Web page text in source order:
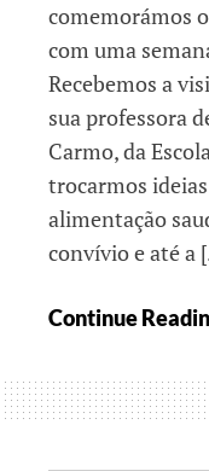
comemorámos
com uma
Recebemos a
sua professora
Carmo, da
trocarmos
alimentação
convívio e até a
Continue